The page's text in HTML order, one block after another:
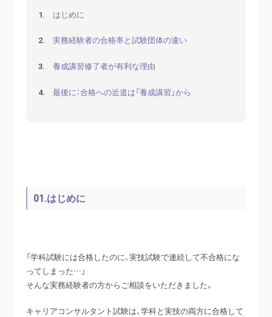
1. はじめに
2. 実務経験者の合格率と試験団体の違い
3. 養成講習修了者が有利な理由
4. 最後に：合格への近道は「養成講習」から
01.はじめに
「学科試験には合格したのに、実技試験で連続して不合格にな
ってしまった…」
そんな実務経験者の方からご相談をいただきました。
キャリアコンサルタント試験は、学科と実技の両方に合格して